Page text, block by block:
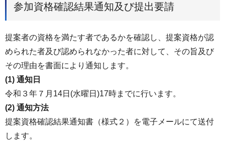
参加資格確認結果通知及び提出要請
提案者の資格を満たす者であるかを確認し、提案資格が認
められた者及び認められなかった者に対して、その旨及び
その理由を書面により通知します。
(1) 通知日
令和３年７月14日(水曜日)17時までに行います。
(2) 通知方法
提案資格確認結果通知書（様式２）を電子メールにて送付
します。